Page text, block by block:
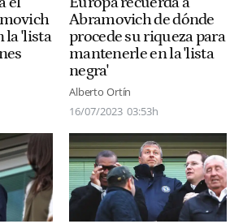
la 'lista
Abramovich de dónde
procede su riqueza para
mantenerle en la 'lista
negra'
Alberto Ortín
16/07/2023 03:53h